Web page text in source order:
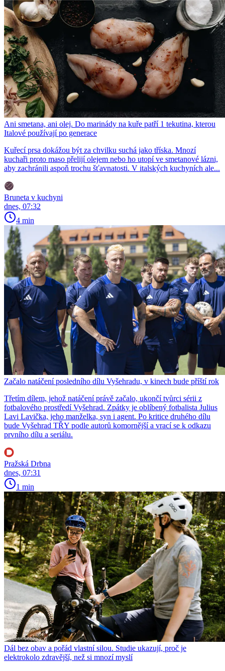
Ani smetana, ani olej. Do marinády na kuře patří 1 tekutina, kterou
Italové používají po generace
Kuřecí prsa dokážou být za chvilku suchá jako tříska. Mnozí
kuchaři proto maso přelijí olejem nebo ho utopí ve smetanové lázni,
aby zachránili aspoň trochu šťavnatosti. V italských kuchyních ale...
Bruneta v kuchyni
dnes, 07:32
4 min
Začalo natáčení posledního dílu Vyšehradu, v kinech bude příští rok
Třetím dílem, jehož natáčení právě začalo, ukončí tvůrci sérii z
fotbalového prostředí Vyšehrad. Zpátky je oblíbený fotbalista Julius
Lavi Lavička, jeho manželka, syn i agent. Po kritice druhého dílu
bude Vyšehrad TŘY podle autorů komornější a vrací se k odkazu
prvního dílu a seriálu.
Pražská Drbna
dnes, 07:31
1 min
Dál bez obav a pořád vlastní silou. Studie ukazují, proč je
elektrokolo zdravější, než si mnozí myslí